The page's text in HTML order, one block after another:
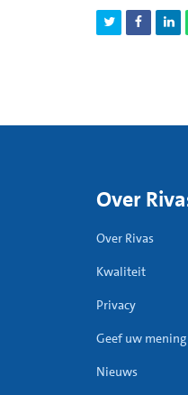
Over
Over Rivas
Kwaliteit
Privacy
Geef uw mening
Nieuws